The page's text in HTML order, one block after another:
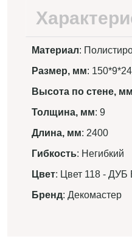
Материал:
Размер, мм:
Высота по стене, мм
Толщина, мм: 9
Длина, мм: 2400
Гибкость: Негибкий
Цвет: Цвет 118 -
Бренд: Декомастер